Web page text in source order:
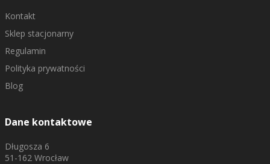
Kontakt
Sklep stacjonarny
Regulamin
Polityka prywatności
Blog
Dane kontaktowe
Długosza 6
51-162 Wrocław